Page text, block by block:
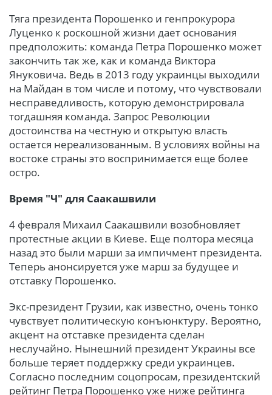
Тяга президента Порошенко и генпрокурора
Луценко к роскошной жизни дает основания
предположить: команда Петра Порошенко может
закончить так же, как и команда Виктора
Януковича. Ведь в 2013 году украинцы выходили
на Майдан в том числе и потому, что чувствовали
несправедливость, которую демонстрировала
тогдашняя команда. Запрос Революции
достоинства на честную и открытую власть
остается нереализованным. В условиях войны на
востоке страны это воспринимается еще более
остро.
Время "Ч" для Саакашвили
4 февраля Михаил Саакашвили возобновляет
протестные акции в Киеве. Еще полтора месяца
назад это были марши за импичмент президента.
Теперь анонсируется уже марш за будущее и
отставку Порошенко.
Экс-президент Грузии, как известно, очень тонко
чувствует политическую конъюнктуру. Вероятно,
акцент на отставке президента сделан
неслучайно. Нынешний президент Украины все
больше теряет поддержку среди украинцев.
Согласно последним соцопросам, президентский
рейтинг Петра Порошенко уже ниже рейтинга